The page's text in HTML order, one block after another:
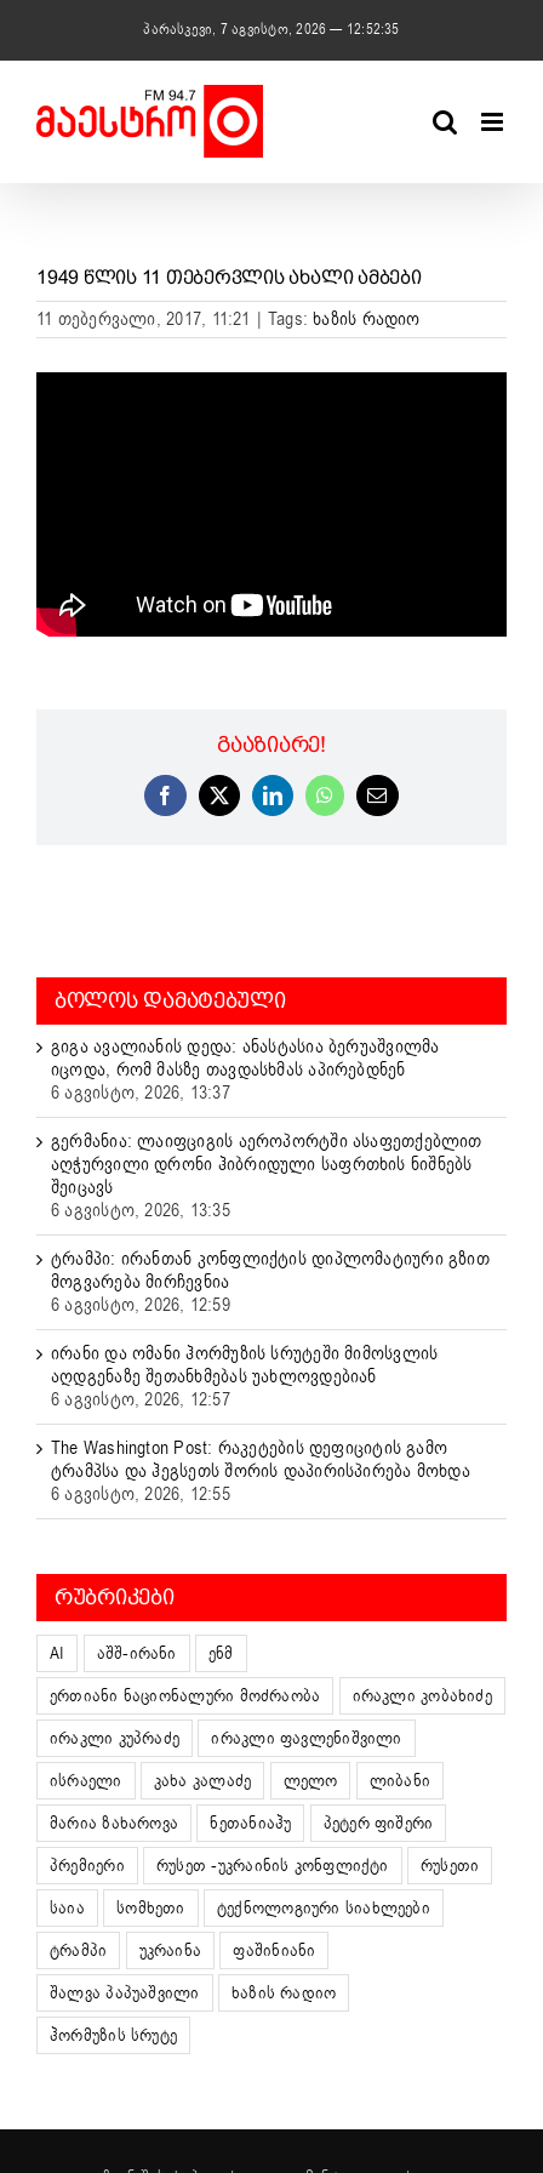
content
პარასკევი, 7 აგვისტო, 2026 — 12:52:36
1949 ᲬᲚᲘᲡ 11 ᲗᲔᲑᲔᲠᲕᲚᲘᲡ ᲐᲮᲐᲚᲘ ᲐᲛᲑᲔᲑᲘ
11 თებერვალი, 2017, 11:21 | Tags:ხაზის რადიო
ᲒᲐᲐᲖᲘᲐᲠᲔ!
Facebook
X LinkedInWhatsApp
Email
ᲑᲝᲚᲝᲡ ᲓᲐᲛᲐᲢᲔᲑᲣᲚᲘ
გიგა ავალიანის დედა: ანასტასია ბერუაშვილმა
იცოდა, რომ მასზე თავდასხმას აპირებდნენ
6 აგვისტო, 2026, 13:37
გერმანია: ლაიფციგის აეროპორტში ასაფეთქებლით
აღჭურვილი დრონი ჰიბრიდული საფრთხის ნიშნებს
შეიცავს
6 აგვისტო, 2026, 13:35
ტრამპი: ირანთან კონფლიქტის დიპლომატიური გზით
მოგვარება მირჩევნია
6 აგვისტო, 2026, 12:59
ირანი და ომანი ჰორმუზის სრუტეში მიმოსვლის
აღდგენაზე შეთანხმებას უახლოვდებიან
6 აგვისტო, 2026, 12:57
The Washington Post: რაკეტების დეფიციტის გამო
ტრამპსა და ჰეგსეთს შორის დაპირისპირება მოხდა
6 აგვისტო, 2026, 12:55
ᲠᲣᲑᲠᲘᲙᲔᲑᲘ
AI აშშ-ირანი
ენმ
ერთიანი ნაციონალური მოძრაობა
ირაკლი კობახიძე
ირაკლი კუპრაძე
ირაკლი ფავლენიშვილი
ისრაელი
კახა კალაძე ლელო
ლიბანი
მარია ზახაროვა
ნეთანიაჰუ
პეტერ ფიშერი
პრემიერი
რუსეთ -უკრაინის კონფლიქტი
რუსეთი
საია
სომხეთი
ტექნოლოგიური სიახლეები
ტრამპი
უკრაინა
ფაშინიანი
შალვა პაპუაშვილი
ხაზის რადიო
ჰორმუზის სრუტე